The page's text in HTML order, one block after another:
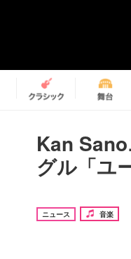
Kan
グル「ユ
ニュース 音楽